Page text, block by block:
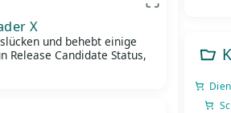
App Ansicht
X
und behebt einige
Release Candidate Status,